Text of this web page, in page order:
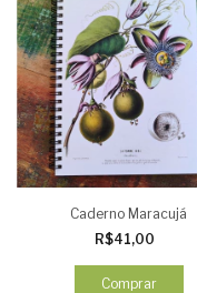
Caderno Maracujá
R$41,00
Comprar